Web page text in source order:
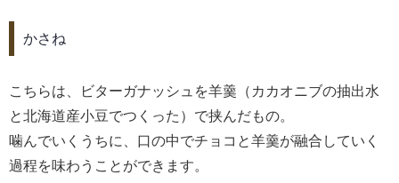
かさね
こちらは、ビターガナッシュを羊羹（カカオニブの抽出水
と北海道産小豆でつくった）で挟んだもの。
噛んでいくうちに、口の中でチョコと羊羹が融合していく
過程を味わうことができます。